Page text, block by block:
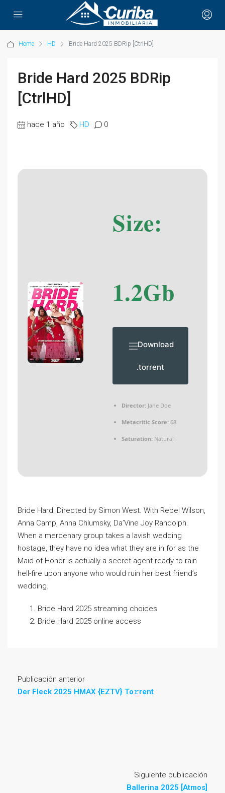
Home HD Bride Hard 2025 BDRip [CtrlHD]
Bride Hard 2025 BDRip
[CtrlHD]
hace 1 año HD 0
Size:
1.2Gb
Download
.torrent
Director: Jane Doe
Metacritic Score: 68
Saturation: Natural
Bride Hard: Directed by Simon West. With Rebel Wilson,
Anna Camp, Anna Chlumsky, Da’Vine Joy Randolph.
When a mercenary group takes a lavish wedding
hostage, they have no idea what they are in for as the
Maid of Honor is actually a secret agent ready to rain
hell-fire upon anyone who would ruin her best friend’s
wedding.
Bride Hard 2025 streaming choices
Bride Hard 2025 online access
Publicación anterior
Der Fleck 2025 HMAX {EZTV} To𝚛rent
Siguiente publicación
Ballerina 2025 [Atmos]